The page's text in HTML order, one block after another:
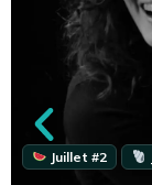
Juillet #2